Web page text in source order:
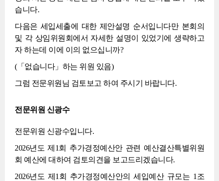
습니다.
다음은 세입세출에 대한 제안설명 순서입니다만 본회의
및 각 상임위원회에서 자세한 설명이 있었기에 생략하고
자 하는데 이에 이의 없으십니까?
(「없습니다」하는 위원 있음)
그럼 전문위원님 검토보고 하여 주시기 바랍니다.
전문위원 신광수
전문위원 신광수입니다.
2026년도 제1회 추가경정예산안 관련 예산결산특별위원
회 예산에 대하여 검토의견을 보고드리겠습니다.
2026년도 제1회 추가경정예산안의 세입예산 규모는 1조